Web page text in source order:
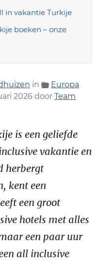
in vakantie Turkije
boeken – onze
in
Europa
2026 door Team
is een geliefde
vakantie en
herbergt
kent een
een groot
hotels met alles
een paar uur
all inclusive